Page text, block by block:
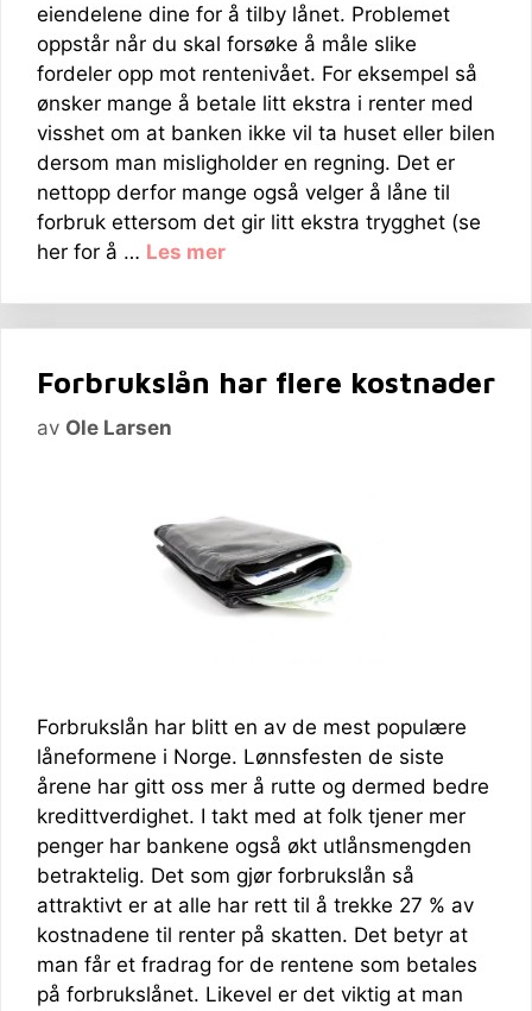
eiendelene dine for å tilby lånet. Problemet
oppstår når du skal forsøke å måle slike
fordeler opp mot rentenivået. For eksempel så
ønsker mange å betale litt ekstra i renter med
visshet om at banken ikke vil ta huset eller bilen
dersom man misligholder en regning. Det er
nettopp derfor mange også velger å låne til
forbruk ettersom det gir litt ekstra trygghet (se
her for å … Les mer
Forbrukslån har flere kostnader
av Ole Larsen
Forbrukslån har blitt en av de mest populære
låneformene i Norge. Lønnsfesten de siste
årene har gitt oss mer å rutte og dermed bedre
kredittverdighet. I takt med at folk tjener mer
penger har bankene også økt utlånsmengden
betraktelig. Det som gjør forbrukslån så
attraktivt er at alle har rett til å trekke 27 % av
kostnadene til renter på skatten. Det betyr at
man får et fradrag for de rentene som betales
på forbrukslånet. Likevel er det viktig at man